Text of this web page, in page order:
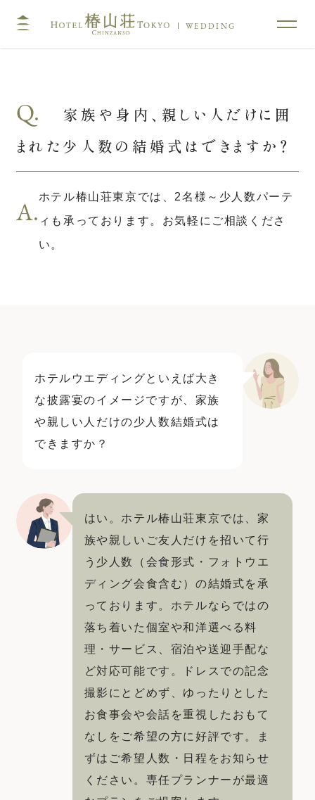
WEDDING
挙式
キリスト教式・人前式
神社挙式
披露宴
大披露宴会場
小披露宴会場
料亭ウエディング
フォトガイドツアー
ご列席の皆様へ 結納・顔合わせ
トピックス 結婚準備ガイド
お問い合わせ・
ご成約者様へ
ご不明な点やご相談など、
お気軽にお問い合せください
お問合せ ・ 資料請求
ブライダルフェア
Q.
家族や身内、親しい人だけに囲
まれた少人数の結婚式はできますか？
A.ホテル椿山荘東京では、2名様～少人数パーテ
ィも承っております。お気軽にご相談くださ
い。
ホテルウエディングといえば大き
な披露宴のイメージですが、家族
や親しい人だけの少人数結婚式は
できますか？
はい。ホテル椿山荘東京では、家
族や親しいご友人だけを招いて行
う少人数（会食形式・フォトウエ
ディング会食含む）の結婚式を承
っております。ホテルならではの
落ち着いた個室や和洋選べる料
理・サービス、宿泊や送迎手配な
ど対応可能です。ドレスでの記念
撮影にとどめず、ゆったりとした
お食事会や会話を重視したおもて
なしをご希望の方に好評です。ま
ずはご希望人数・日程をお知らせ
ください。専任プランナーが最適